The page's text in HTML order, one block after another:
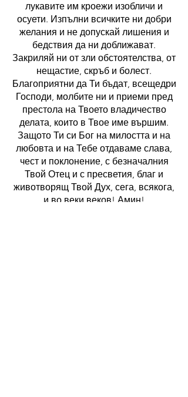
лукавите им кроежи изобличи и
осуети. Изпълни всичките ни добри
желания и не допускай лишения и
бедствия да ни доближават.
Закриляй ни от зли обстоятелства, от
нещастие, скръб и болест.
Благоприятни да Ти бъдат, всещедри
Господи, молбите ни и приеми пред
престола на Твоето владичество
делата, които в Твое име вършим.
Защото Ти си Бог на милостта и на
любовта и на Тебе отдаваме слава,
чест и поклонение, с безначалния
Твой Отец и с пресветия, благ и
животворящ Твой Дух, сега, всякога,
и во веки веков! Амин!